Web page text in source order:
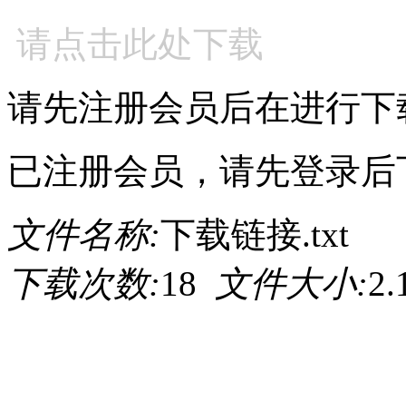
请点击此处下载
请先注册会员后在进行下
已注册会员，请先登录后
文件名称:下载链接.txt
下载次数:18 文件大小: